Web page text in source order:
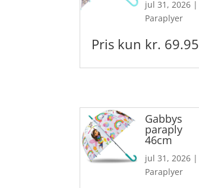
jul 31, 2026 |
Paraplyer
Pris kun kr. 69.95
Gabbys
paraply
46cm
jul 31, 2026 |
Paraplyer